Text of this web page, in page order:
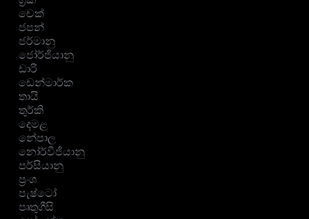
චෙක්
ජපන්
ජර්මානු
ජෝර්ජියානු
ඩාරි
ඩෙන්මාර්ක
තායි
තුර්කි
දෙමළ
නේපාල
නෝර්වීජියානු
පර්සියානු
ප්‍රංශ
පැෂ්ටෝ
පෘතුගීසි